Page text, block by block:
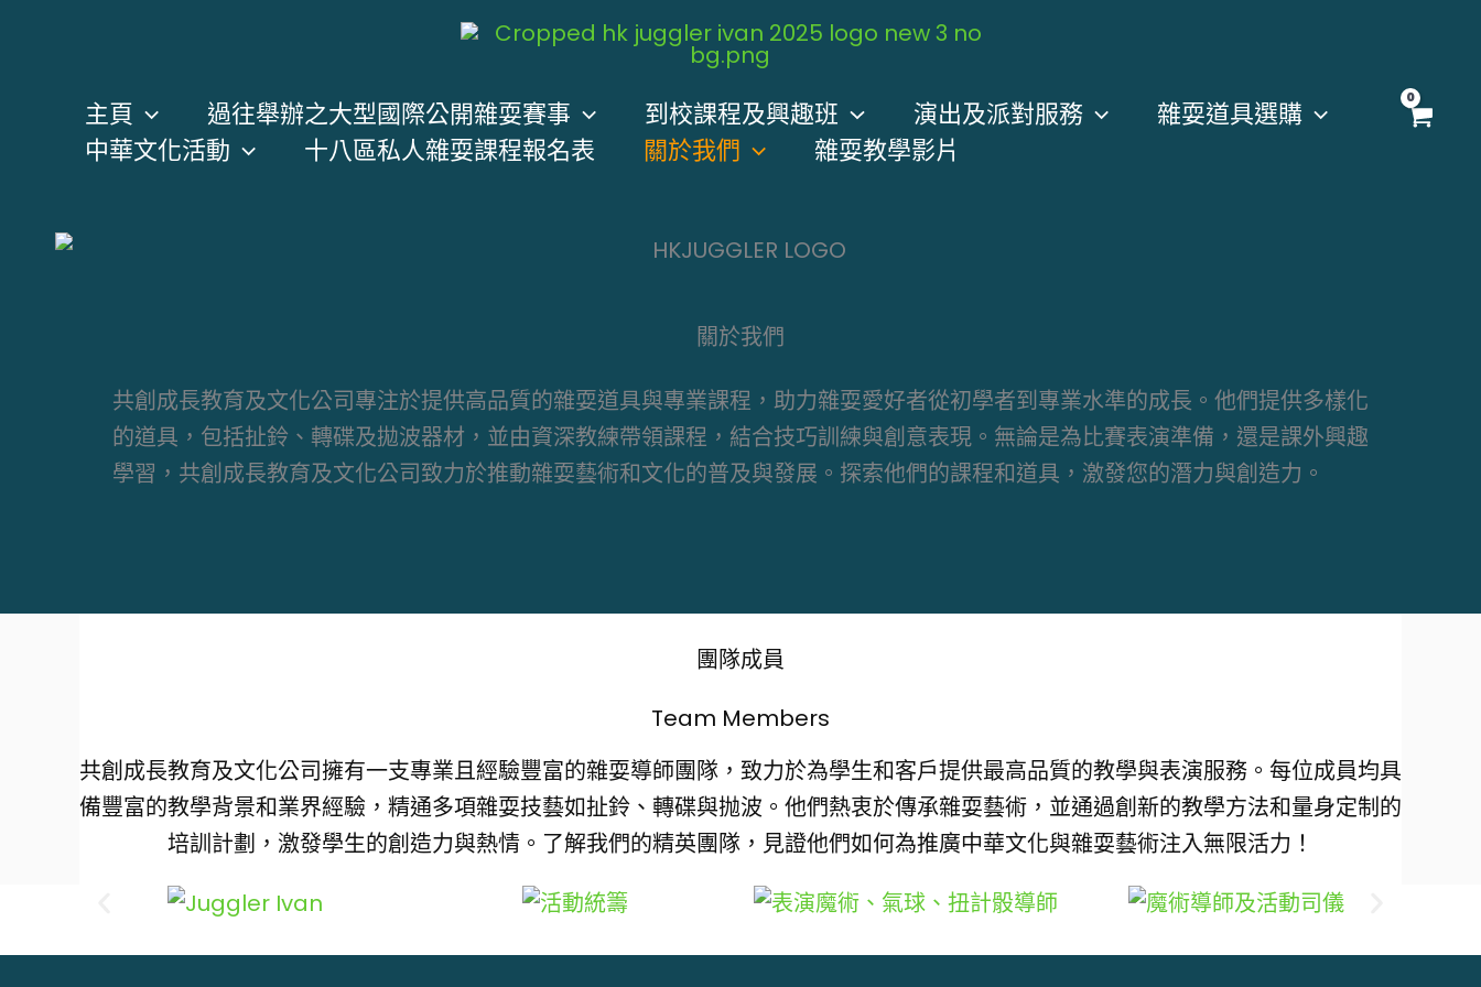
主頁 過往舉辦之大型國際公開雜耍賽事 到校課程及興趣班 演出及派對服務
雜耍道具選購
中華文化活動
十八區私人雜耍課程報名表 關於我們 雜耍教學影片
關於我們
共創成長教育及文化公司專注於提供高品質的雜耍道具與專業課程，助力雜耍愛好者從初學者到專業水準的成長。他們提供多樣化
的道具，包括扯鈴、轉碟及拋波器材，並由資深教練帶領課程，結合技巧訓練與創意表現。無論是為比賽表演準備，還是課外興趣
學習，共創成長教育及文化公司致力於推動雜耍藝術和文化的普及與發展。探索他們的課程和道具，激發您的潛力與創造力。
團隊成員
Team Members
共創成長教育及文化公司擁有一支專業且經驗豐富的雜耍導師團隊，致力於為學生和客戶提供最高品質的教學與表演服務。每位成員均具
備豐富的教學背景和業界經驗，精通多項雜耍技藝如扯鈴、轉碟與抛波。他們熱衷於傳承雜耍藝術，並通過創新的教學方法和量身定制的
培訓計劃，激發學生的創造力與熱情。了解我們的精英團隊，見證他們如何為推廣中華文化與雜耍藝術注入無限活力！